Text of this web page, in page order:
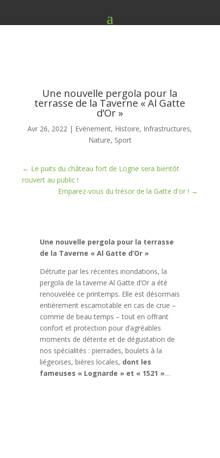
Une nouvelle pergola pour la
terrasse de la Taverne « Al Gatte
d’Or »
Avr 26, 2022 | Evènement, Histoire, Infrastructures,
Nature, Sport
← Le puits du château fort de Logne sera bientôt
rouvert au public !
Emparez-vous du trésor de la Gatte d'or ! →
Une nouvelle pergola pour la terrasse
de la Taverne « Al Gatte d’Or »
Détruite par les récentes inondations, la
pergola de la taverne Al Gatte d’Or a été
renouvelée ce printemps. Elle est désormais
entièrement escamotable en cas de crue –
comme de beau temps – tout en offrant
confort et protection pour d’agréables
moments de détente et de dégustation de
nos spécialités : pierrades, boulets à la
liégeoises, bières locales, dont les
fameuses « Lognarde » et « 1521 »…